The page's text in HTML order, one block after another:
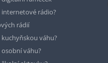
internetové rádio?
rádií
váhu?
váhu?